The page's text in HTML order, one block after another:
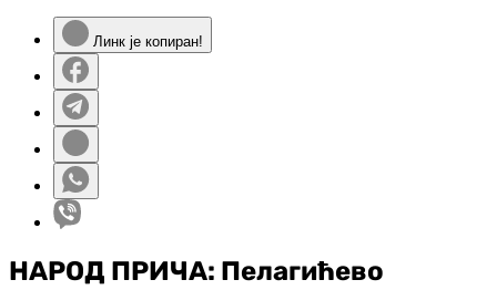
Линк је копиран!
НАРОД ПРИЧА: Пелагићево